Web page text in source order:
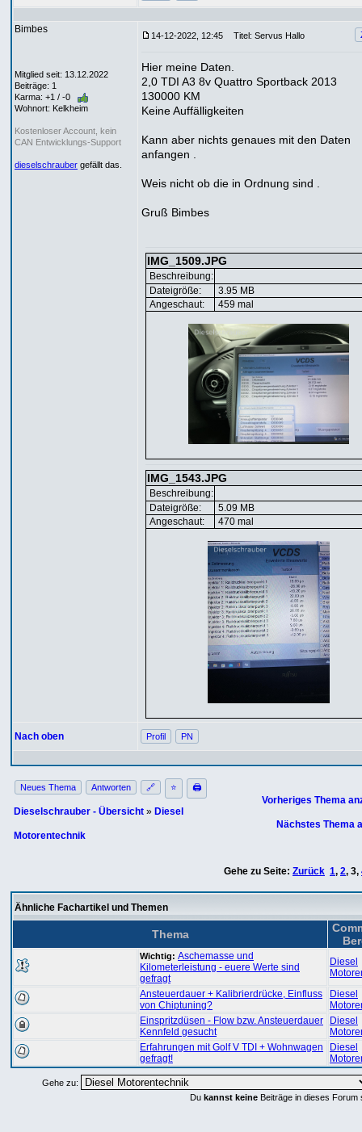
Bimbes
Mitglied seit: 13.12.2022
Beiträge: 1
Karma: +1 / -0
Wohnort: Kelkheim
Kostenloser Account, kein
CAN Entwicklungs-Support
dieselschrauber gefällt das.
14-12-2022, 12:45 Titel: Servus Hallo
Hier meine Daten.
2,0 TDI A3 8v Quattro Sportback 2013
130000 KM
Keine Auffälligkeiten
Kann aber nichts genaues mit den Daten
anfangen .
Weis nicht ob die in Ordnung sind .
Gruß Bimbes
IMG_1509.JPG
Beschreibung:
Dateigröße:
3.95 MB
Angeschaut:
459 mal
IMG_1543.JPG
Beschreibung:
Dateigröße:
5.09 MB
Angeschaut:
470 mal
Nach oben Profil PN
Neues Thema Antworten 🔗 ⭐ 🖨
Dieselschrauber - Übersicht » Diesel
Motorentechnik
Vorheriges Thema
Nächstes Thema
Gehe zu Seite: Zurück 1, 2, 3,
Ähnliche Fachartikel und Themen
Thema
Wichtig: Aschemasse und
Kilometerleistung - euere Werte sind
gefragt
Diesel
Ansteuerdauer + Kalibrierdrücke, Einfluss
von Chiptuning?
Diesel
Einspritzdüsen - Flow bzw. Ansteuerdauer
Kennfeld gesucht
Diesel
Erfahrungen mit Golf V TDI + Wohnwagen
gefragt!
Diesel
Gehe zu:
Du kannst keine Beiträge in dieses Forum